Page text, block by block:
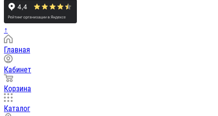
↑
Главная
Кабинет
Корзина
Каталог